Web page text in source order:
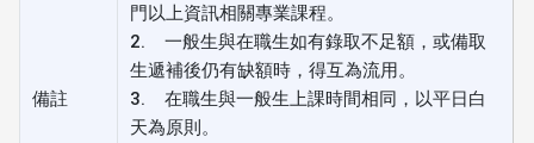
備註
門以上資訊相關專業課程。
2. 一般生與在職生如有錄取不足額，或備取
生遞補後仍有缺額時，得互為流用。
3. 在職生與一般生上課時間相同，以平日白
天為原則。